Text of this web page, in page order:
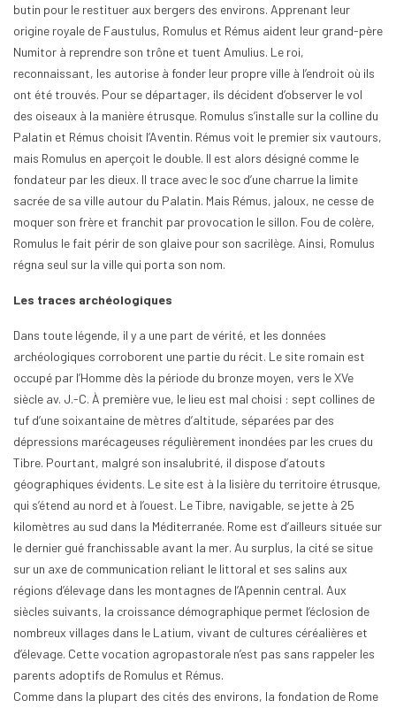
butin pour le restituer aux bergers des environs. Apprenant leur
origine royale de Faustulus, Romulus et Rémus aident leur grand-père
Numitor à reprendre son trône et tuent Amulius. Le roi,
reconnaissant, les autorise à fonder leur propre ville à l’endroit où ils
ont été trouvés. Pour se départager, ils décident d’observer le vol
des oiseaux à la manière étrusque. Romulus s’installe sur la colline du
Palatin et Rémus choisit l’Aventin. Rémus voit le premier six vautours,
mais Romulus en aperçoit le double. Il est alors désigné comme le
fondateur par les dieux. Il trace avec le soc d’une charrue la limite
sacrée de sa ville autour du Palatin. Mais Rémus, jaloux, ne cesse de
moquer son frère et franchit par provocation le sillon. Fou de colère,
Romulus le fait périr de son glaive pour son sacrilège. Ainsi, Romulus
régna seul sur la ville qui porta son nom.
Les traces archéologiques
Dans toute légende, il y a une part de vérité, et les données
archéologiques corroborent une partie du récit. Le site romain est
occupé par l’Homme dès la période du bronze moyen, vers le XVe
siècle av. J.-C. À première vue, le lieu est mal choisi : sept collines de
tuf d’une soixantaine de mètres d’altitude, séparées par des
dépressions marécageuses régulièrement inondées par les crues du
Tibre. Pourtant, malgré son insalubrité, il dispose d’atouts
géographiques évidents. Le site est à la lisière du territoire étrusque,
qui s’étend au nord et à l’ouest. Le Tibre, navigable, se jette à 25
kilomètres au sud dans la Méditerranée. Rome est d’ailleurs située sur
le dernier gué franchissable avant la mer. Au surplus, la cité se situe
sur un axe de communication reliant le littoral et ses salins aux
régions d’élevage dans les montagnes de l’Apennin central. Aux
siècles suivants, la croissance démographique permet l’éclosion de
nombreux villages dans le Latium, vivant de cultures céréalières et
d’élevage. Cette vocation agropastorale n’est pas sans rappeler les
parents adoptifs de Romulus et Rémus.
Comme dans la plupart des cités des environs, la fondation de Rome